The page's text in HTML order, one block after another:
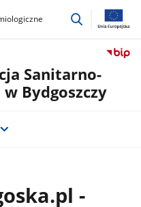
przejdź
Sanitarno-
Bydgoszczy
-